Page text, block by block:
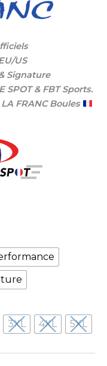
US
Signature
SPOT & FBT Sports.
FRANC Boules
3XL 4XL 5XL